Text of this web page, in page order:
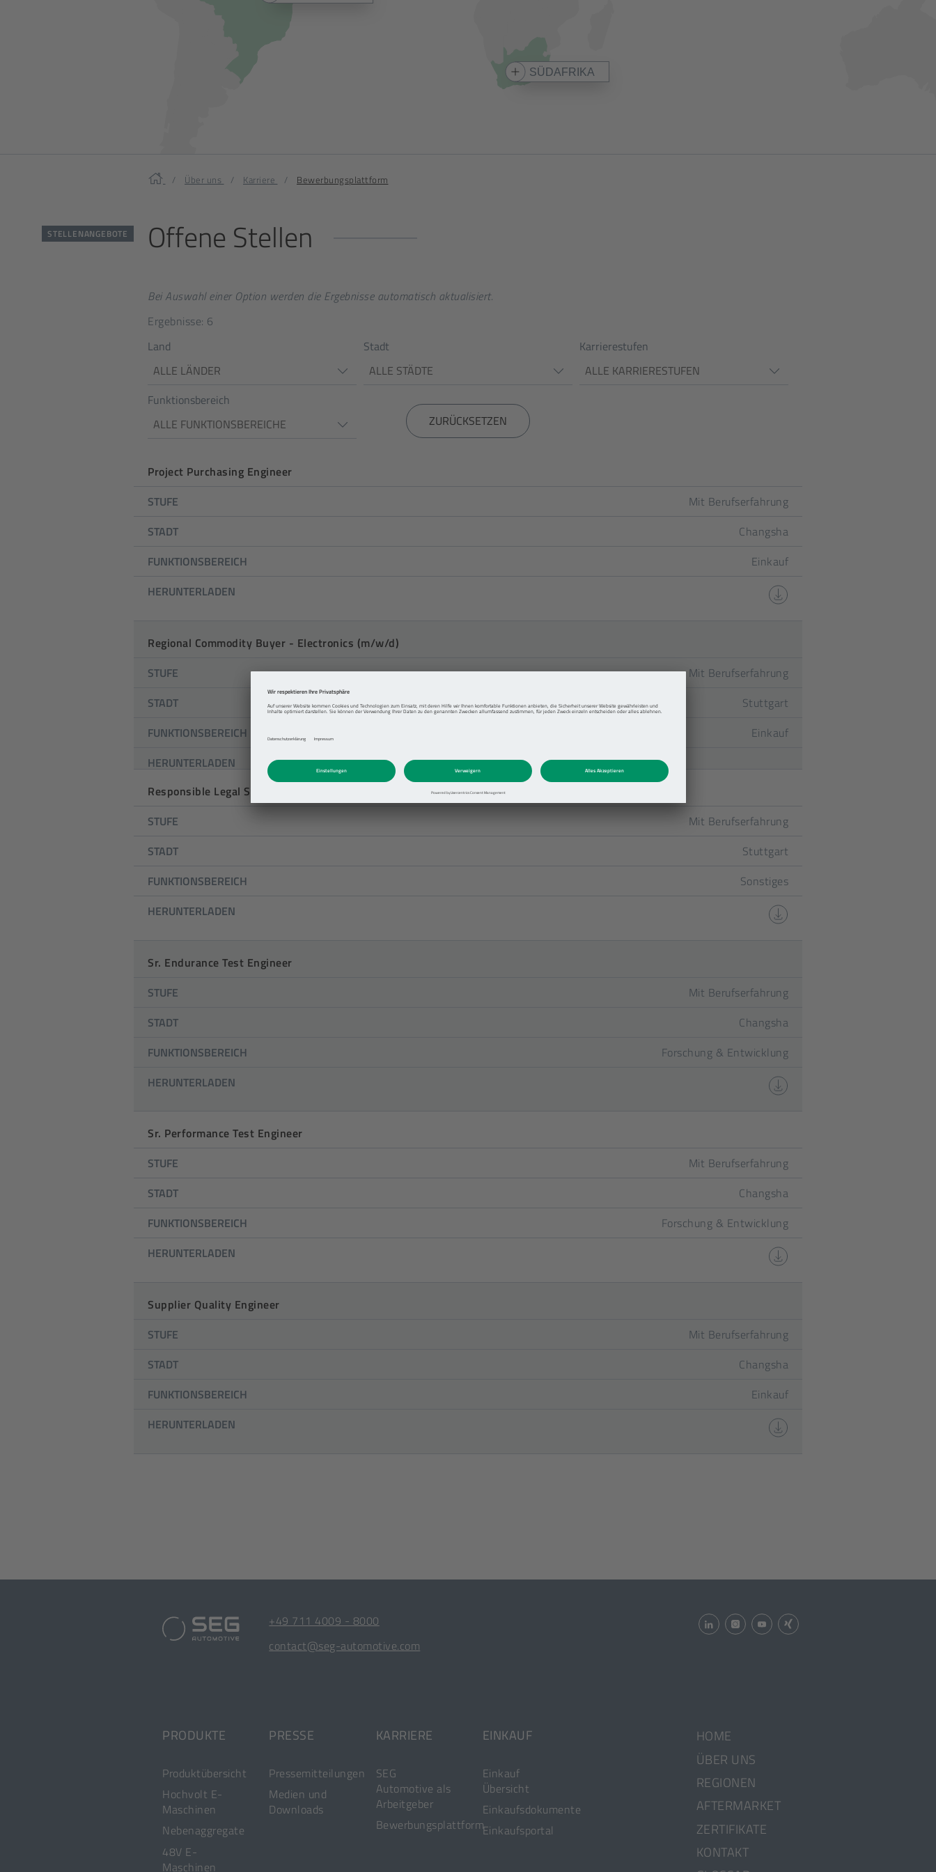
SÜDAFRIKA
Home Über uns Karriere Bewerbungsplattform
STELLENANGEBOTE Offene Stellen
Bei Auswahl einer Option werden die Ergebnisse automatisch aktualisiert.
Ergebnisse: 6
Land
ALLE LÄNDER
Stadt
ALLE STÄDTE
Karrierestufen
ALLE KARRIERESTUFEN
Funktionsbereich
ALLE FUNKTIONSBEREICHE
ZURÜCKSETZEN
POSITION
STUFE
FUNKTIONSBEREICH
Project Purchasing Engineer
STUFE
Mit Berufserfahrung
STADT
Changsha
FUNKTIONSBEREICH
Einkauf
HERUNTERLADEN
Regional Commodity Buyer - Electronics (m/w/d)
STUFE
Mit Berufserfahrung
STADT
Stuttgart
FUNKTIONSBEREICH
Einkauf
HERUNTERLADEN
Responsible Legal Services (m/w/d)
STUFE
Mit Berufserfahrung
STADT
Stuttgart
FUNKTIONSBEREICH
Sonstiges
HERUNTERLADEN
Sr. Endurance Test Engineer
STUFE
Mit Berufserfahrung
STADT
Changsha
FUNKTIONSBEREICH
Forschung & Entwicklung
HERUNTERLADEN
Sr. Performance Test Engineer
STUFE
Mit Berufserfahrung
STADT
Changsha
FUNKTIONSBEREICH
Forschung & Entwicklung
HERUNTERLADEN
Supplier Quality Engineer
STUFE
Mit Berufserfahrung
STADT
Changsha
FUNKTIONSBEREICH
Einkauf
HERUNTERLADEN
[Öffnet
einem
+49 711 4009 - 8000
[Öffnet
contact@seg-automotive.com
[ÖFFNET[ÖFFNET[ÖFFNET[ÖFFNET
PRODUKTE
Produktübersicht
Hochvolt E-
Maschinen
Nebenaggregate
48V E-
Maschinen
PRESSE
Pressemitteilungen
Medien und
Downloads
KARRIERE
SEG
Automotive als
Arbeitgeber
Bewerbungsplattform
EINKAUF
Einkauf
Übersicht
Einkaufsdokumente
[Öffnet
Einkaufsportal
HOME
ÜBER UNS
REGIONEN
AFTERMARKET
ZERTIFIKATE
KONTAKT